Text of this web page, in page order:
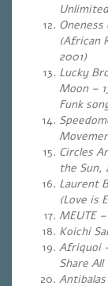
(African
2001)
Lucky
Moon –
Funk
Circles
the Sun,
Laurent
(Love is
MEUTE
Koichi
Afriquoi
Share